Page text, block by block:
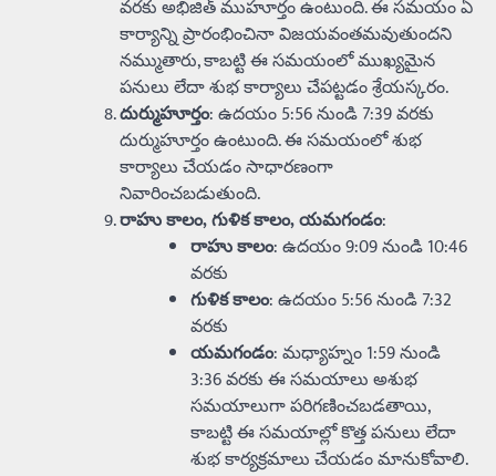
వరకు అభిజిత్ ముహూర్తం ఉంటుంది. ఈ సమయం ఏ
కార్యాన్ని ప్రారంభించినా విజయవంతమవుతుందని
నమ్ముతారు, కాబట్టి ఈ సమయంలో ముఖ్యమైన
పనులు లేదా శుభ కార్యాలు చేపట్టడం శ్రేయస్కరం.
దుర్ముహూర్తం: ఉదయం 5:56 నుండి 7:39 వరకు
దుర్ముహూర్తం ఉంటుంది. ఈ సమయంలో శుభ
కార్యాలు చేయడం సాధారణంగా
నివారించబడుతుంది.
రాహు కాలం, గుళిక కాలం, యమగండం:
రాహు కాలం: ఉదయం 9:09 నుండి 10:46
వరకు
గుళిక కాలం: ఉదయం 5:56 నుండి 7:32
వరకు
యమగండం: మధ్యాహ్నం 1:59 నుండి
3:36 వరకు ఈ సమయాలు అశుభ
సమయాలుగా పరిగణించబడతాయి,
కాబట్టి ఈ సమయాల్లో కొత్త పనులు లేదా
శుభ కార్యక్రమాలు చేయడం మానుకోవాలి.